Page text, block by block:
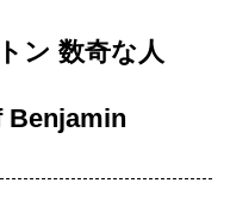
ン 数奇な人
Benjamin